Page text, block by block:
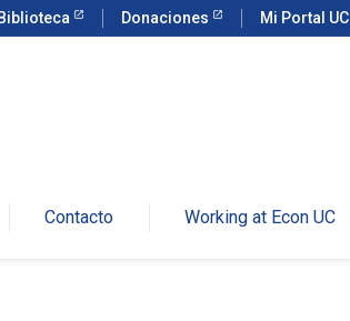
Biblioteca Donaciones Mi Portal UC
Contacto Working at Econ UC